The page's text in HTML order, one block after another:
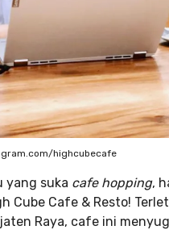
highcubecafe
yang suka cafe hopping,
Cube Cafe & Resto!
Raya, cafe ini